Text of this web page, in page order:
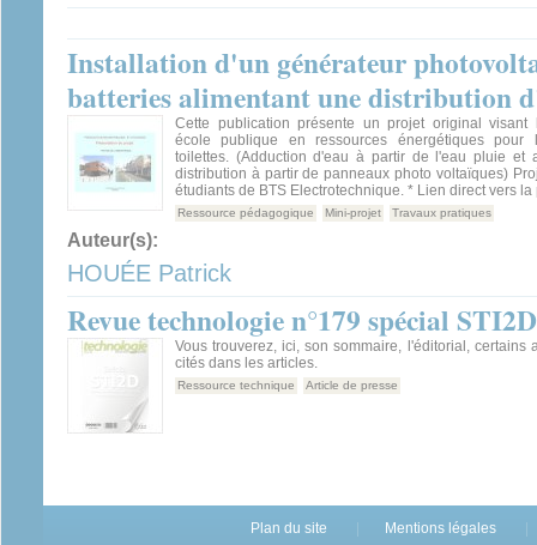
Installation d'un générateur
batteries alimentant une distribution
Cette publication présente un projet original visant
école publique en ressources énergétiques pour
toilettes. (Adduction d'eau à partir de l'eau pluie et
distribution à partir de panneaux photo voltaïques)
étudiants de BTS Electrotechnique. * Lien direct vers la
Ressource pédagogique Mini-projet Travaux pratiques
Auteur(s):
HOUÉE Patrick
Revue technologie n°179 spécial
Vous trouverez, ici, son sommaire, l'éditorial, certains
cités dans les articles.
Ressource technique Article de presse
Plan du site Mentions légales